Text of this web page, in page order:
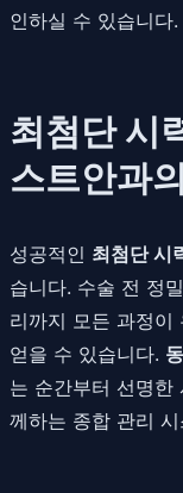
인하실 수 있습니다.
최첨단 시
스트안과
성공적인 최첨단 시
습니다. 수술 전 정
리까지 모든 과정이
얻을 수 있습니다.
는 순간부터 선명한
께하는 종합 관리